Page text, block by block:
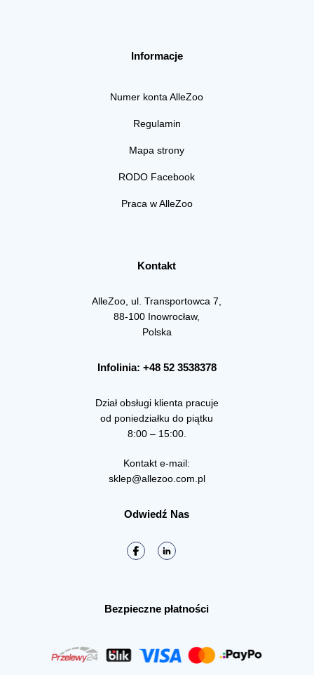
Informacje
Numer konta AlleZoo
Regulamin
Mapa strony
RODO Facebook
Praca w AlleZoo
Kontakt
AlleZoo, ul. Transportowca 7,
88-100 Inowrocław,
Polska
Infolinia: +48 52 3538378
Dział obsługi klienta pracuje
od poniedziałku do piątku
8:00 – 15:00.
Kontakt e-mail:
sklep@allezoo.com.pl
Odwiedź Nas
Bezpieczne płatności